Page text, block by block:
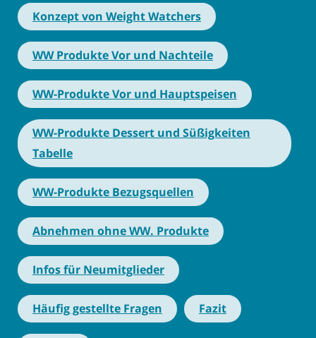
Konzept von Weight Watchers
WW Produkte Vor und Nachteile
WW-Produkte Vor und Hauptspeisen
WW-Produkte Dessert und Süßigkeiten
Tabelle
WW-Produkte Bezugsquellen
Abnehmen ohne WW. Produkte
Infos für Neumitglieder
Häufig gestellte Fragen Fazit